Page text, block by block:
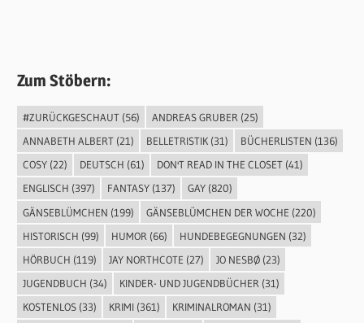
Zum Stöbern:
#ZURÜCKGESCHAUT(56) ANDREAS GRUBER (25)
ANNABETH ALBERT(21) BELLETRISTIK(31) BÜCHERLISTEN (136)
COSY(22) DEUTSCH (61) DON'T READ IN THE CLOSET(41)
ENGLISCH (397) FANTASY(137) GAY(820)
GÄNSEBLÜMCHEN (199) GÄNSEBLÜMCHEN DER WOCHE (220)
HISTORISCH (99) HUMOR (66) HUNDEBEGEGNUNGEN (32)
HÖRBUCH (119) JAY NORTHCOTE (27) JO NESBØ(23)
JUGENDBUCH (34) KINDER- UND JUGENDBÜCHER (31)
KOSTENLOS(33) KRIMI(361) KRIMINALROMAN (31)